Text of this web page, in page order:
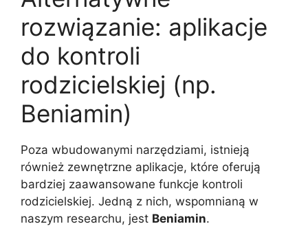
rozwiązanie: aplikacje
do kontroli
rodzicielskiej (np.
Beniamin)
Poza wbudowanymi narzędziami, istnieją
również zewnętrzne aplikacje, które oferują
bardziej zaawansowane funkcje kontroli
rodzicielskiej. Jedną z nich, wspomnianą w
naszym researchu, jest Beniamin.